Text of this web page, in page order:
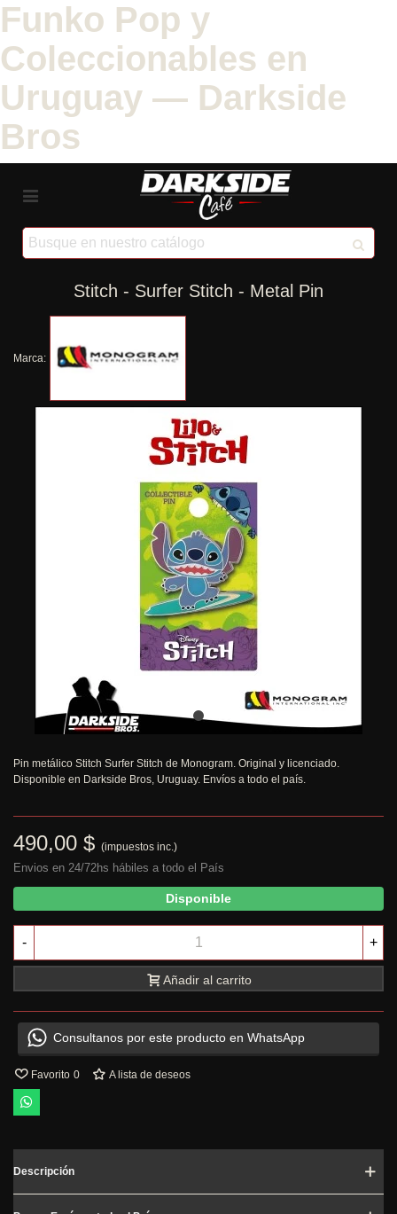
Funko Pop y
Coleccionables en
Uruguay — Darkside
Bros
Stitch - Surfer Stitch - Metal Pin
Marca:
Pin metálico Stitch Surfer Stitch de Monogram. Original y licenciado.
Disponible en Darkside Bros, Uruguay. Envíos a todo el país.
490,00 $ (impuestos inc.)
Envios en 24/72hs hábiles a todo el País
Disponible
- +
Añadir al carrito
Consultanos por este producto en WhatsApp
Favorito 0 A lista de deseos
Descripción